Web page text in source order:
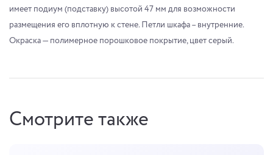
имеет подиум (подставку) высотой 47 мм для возможности
размещения его вплотную к стене. Петли шкафа – внутренние.
Окраска — полимерное порошковое покрытие, цвет серый.
Смотрите также